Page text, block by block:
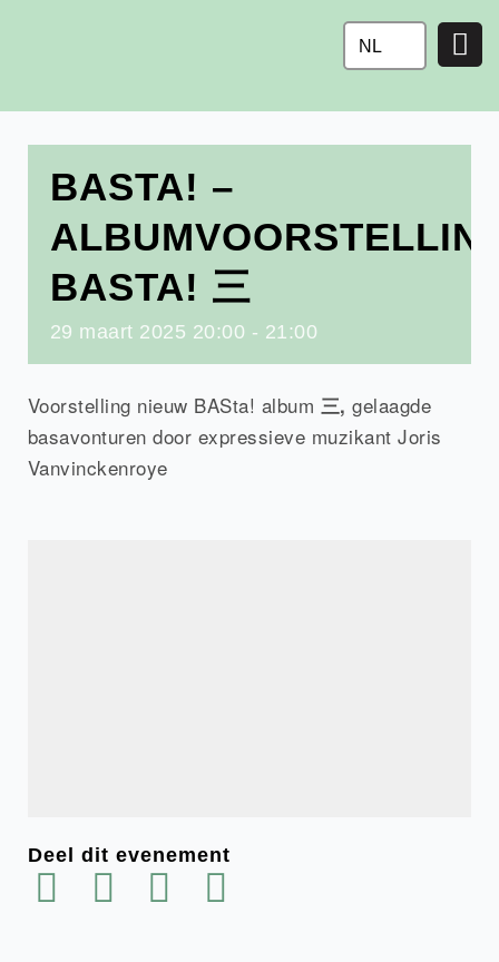
NL
BASTA! –
BASTA! 三
29 maart 2025 20:00 - 21:00
Voorstelling nieuw BASta! album 三,gelaagde
basavonturen door expressieve muzikant Joris
Vanvinckenroye
Deel dit evenement